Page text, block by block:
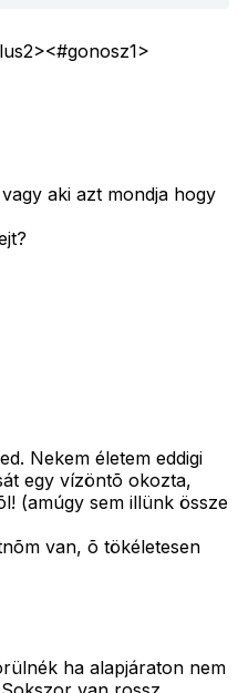
<#gonosz1>
aki azt mondja hogy
Nekem életem eddigi
egy vízöntõ okozta,
(amúgy sem illünk össze
van, õ tökéletesen
ha alapjáraton nem